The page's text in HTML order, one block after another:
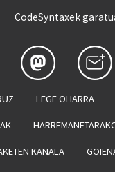
CodeSyntaxek
LEGE OHARRA
KANALA